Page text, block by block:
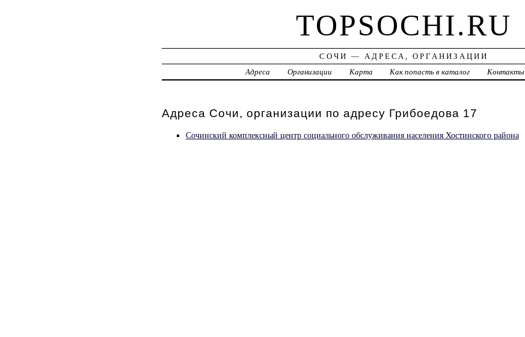
TOPSOCHI.RU
СОЧИ — АДРЕСА, ОРГАНИЗАЦИИ
Адреса
Организации Карта Как попасть в каталог Контакты
Адреса Сочи, организации по адресу Грибоедова 17
Сочинский комплексный центр социального обслуживания населения Хостинского района